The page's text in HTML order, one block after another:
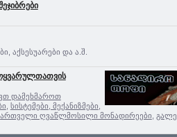
აქსესუარები და ა.შ.
დამეხმაროთ
სისტემები, მექანიზმები,
ღვაწლმოსილი მონადირეები